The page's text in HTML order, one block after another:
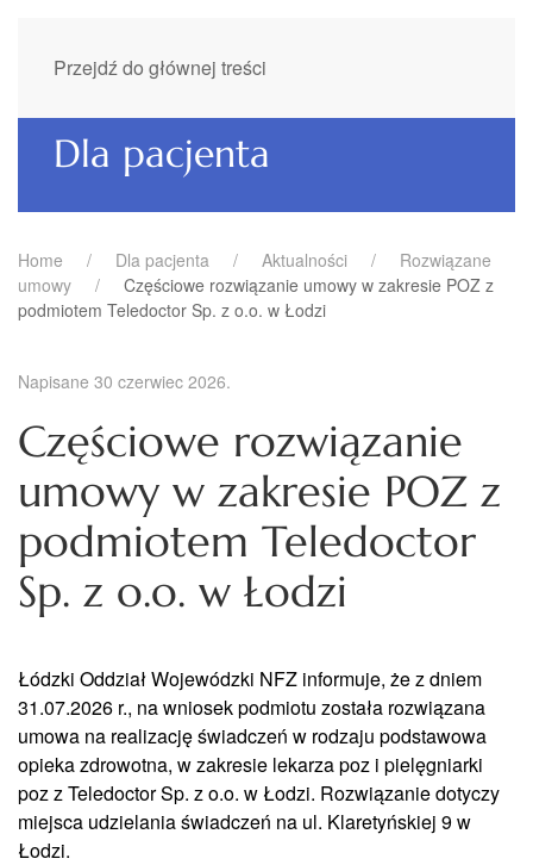
Przejdź do głównej treści
Dla pacjenta
Home Dla pacjenta Aktualności
Rozwiązane
umowy
Częściowe rozwiązanie umowy w zakresie POZ z
podmiotem Teledoctor Sp. z o.o. w Łodzi
Napisane 30 czerwiec 2026.
Częściowe rozwiązanie
umowy w zakresie POZ z
podmiotem Teledoctor
Sp. z o.o. w Łodzi
Łódzki Oddział Wojewódzki NFZ informuje, że z dniem
31.07.2026 r., na wniosek podmiotu została rozwiązana
umowa na realizację świadczeń w rodzaju podstawowa
opieka zdrowotna, w zakresie lekarza poz i pielęgniarki
poz z Teledoctor Sp. z o.o. w Łodzi. Rozwiązanie dotyczy
miejsca udzielania świadczeń na ul. Klaretyńskiej 9 w
Łodzi.